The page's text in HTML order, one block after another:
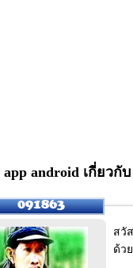
app android เกี่ยวกั
สวั
ด้ว